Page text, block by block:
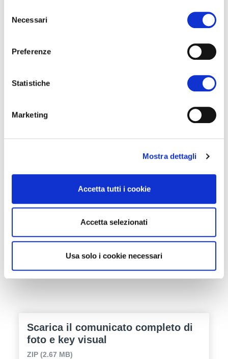
delNecessari
Preferenze
Statistiche
Marketing
Mostra dettagli
Accetta tutti i cookie
Accetta selezionati
Usa solo i cookie necessari
nell’ampia offerta di iniziative collaterali
Interpoma. Il 16 novembre, giornata che
manifestazione, sarà prevista un’
Openingin
premiati i
vincitori di Interpoma Award
, il concorso
dedicato alle migliori innovazioni nel campo
del risparmio idrico; il 17 e 18 novembre è in
Interpoma Congress, con focus
sul mercato melicolo degli Stati Uniti e la
raccolta robotizzata, e per tutte e tre le
giornate si susseguiranno gliInterpoma
, 10 visite guidate alle realtà più
all’avanguardia del settore melicolo in Alto
Scarica il comunicato completo di
foto e key visual
ZIP (2.67 MB)